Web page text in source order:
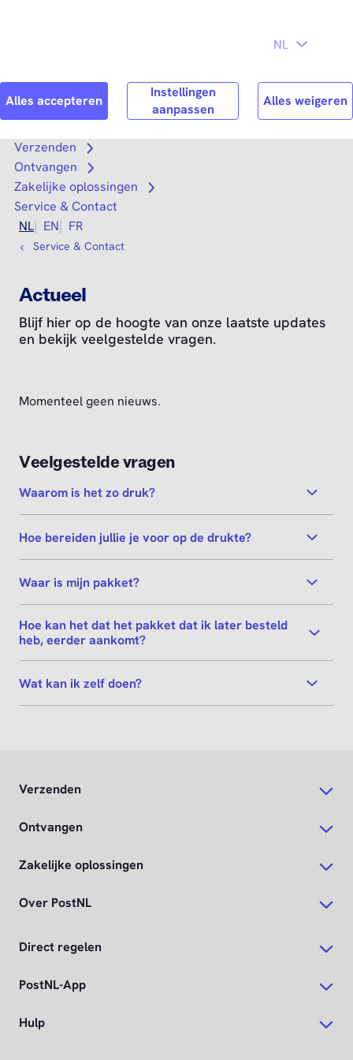
Search Zoek
Verzenden
Open submenu
Ontvangen
Open submenu
Zakelijke oplossingen
Open submenu
Service & Contact
NL
EN FR
Service & Contact
Actueel
Blijf hier op de hoogte van onze laatste updates
en bekijk veelgestelde vragen.
Momenteel geen nieuws.
Veelgestelde vragen
Waarom is het zo druk?
Hoe bereiden jullie je voor op de drukte?
Waar is mijn pakket?
Hoe kan het dat het pakket dat ik later besteld
heb, eerder aankomt?
Wat kan ik zelf doen?
Verzenden
Ontvangen
Zakelijke oplossingen
Over PostNL
Direct regelen
PostNL-App
Hulp